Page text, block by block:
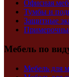
Офисная
Тумбы и
Защитные
Мебель по
Мебель для